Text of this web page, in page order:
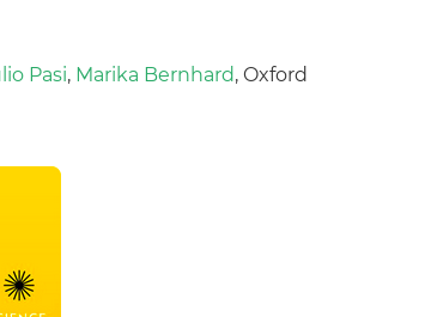
Pasi, Marika Bernhard, Oxford